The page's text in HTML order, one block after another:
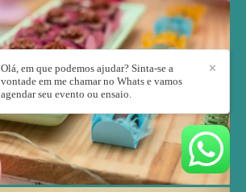
✕
Olá, em que podemos ajudar? Sinta-se a
vontade em me chamar no Whats e vamos
agendar seu evento ou ensaio.